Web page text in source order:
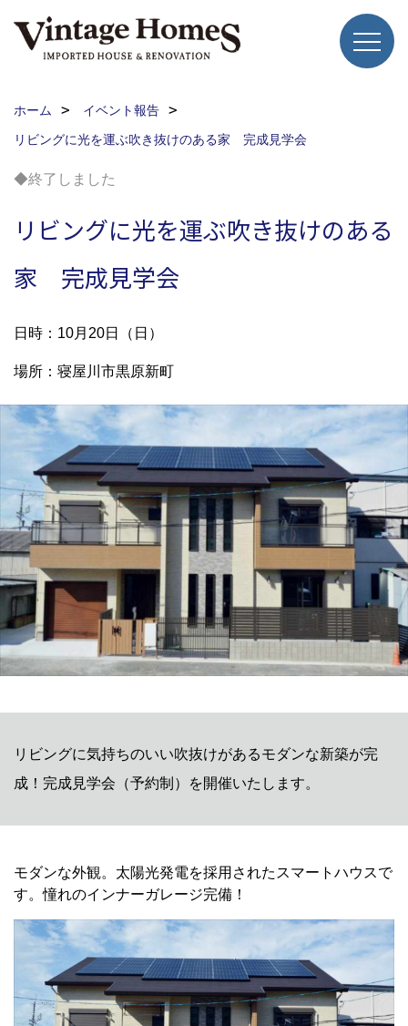
ホーム
イベント報告
リビングに光を運ぶ吹き抜けのある家 完成見学会
◆終了しました
リビングに光を運ぶ吹き抜けのある
家 完成見学会
日時：10月20日（日）
場所：寝屋川市黒原新町
リビングに気持ちのいい吹抜けがあるモダンな新築が完
成！完成見学会（予約制）を開催いたします。
モダンな外観。太陽光発電を採用されたスマートハウスで
す。憧れのインナーガレージ完備！